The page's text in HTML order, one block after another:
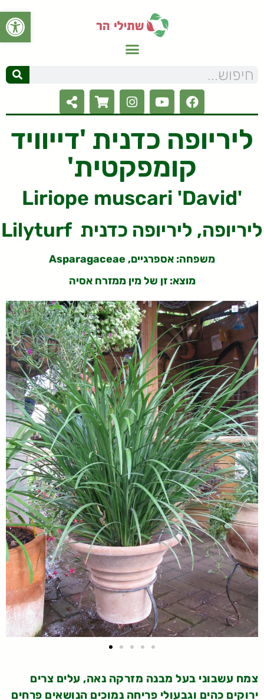
פתח
ליריופה כדנית 'דייוויד
קומפקטית'
Liriope muscari 'David'
Lilyturf ליריופה, ליריופה כדנית
משפחה: אספרגיים, Asparagaceae
מוצא: זן של מין ממזרח אסיה
צמח עשבוני בעל מבנה מזרקה נאה, עלים צרים
ירוקים כהים וגבעולי פריחה נמוכים הנושאים פרחים